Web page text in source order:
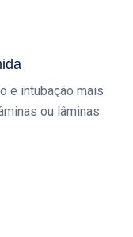
e intubação mais
ou lâminas